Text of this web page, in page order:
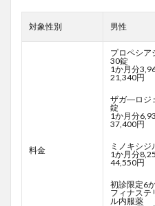
対象性別 男性
料金
プロペシア
30錠
1か月分
21,340円
ザガ―ロジ
錠
1か月分
37,400円
ミノキシジ
1か月分
44,550円
初診限定6
フィナステ
ル内服薬